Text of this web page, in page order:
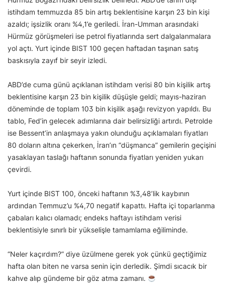
istihdam temmuzda 85 bin artış beklentisine karşın 23 bin kişi
azaldı; işsizlik oranı %4,1’e geriledi. İran-Umman arasındaki
Hürmüz görüşmeleri ise petrol fiyatlarında sert dalgalanmalara
yol açtı. Yurt içinde BIST 100 geçen haftadan taşınan satış
baskısıyla zayıf bir seyir izledi.
ABD’de cuma günü açıklanan istihdam verisi 80 bin kişilik artış
beklentisine karşın 23 bin kişilik düşüşle geldi; mayıs-haziran
döneminde de toplam 103 bin kişilik aşağı revizyon yapıldı. Bu
tablo, Fed’in gelecek adımlarına dair belirsizliği artırdı. Petrolde
ise Bessent’in anlaşmaya yakın olunduğu açıklamaları fiyatları
80 doların altına çekerken, İran’ın “düşmanca” gemilerin geçişini
yasaklayan taslağı haftanın sonunda fiyatları yeniden yukarı
çevirdi.
Yurt içinde BIST 100, önceki haftanın %3,48’lik kaybının
ardından Temmuz’u %4,70 negatif kapattı. Hafta içi toparlanma
çabaları kalıcı olamadı; endeks haftayı istihdam verisi
beklentisiyle sınırlı bir yükselişle tamamlama eğiliminde.
“Neler kaçırdım?” diye üzülmene gerek yok çünkü geçtiğimiz
hafta olan biten ne varsa senin için derledik. Şimdi sıcacık bir
kahve alıp gündeme bir göz atma zamanı.